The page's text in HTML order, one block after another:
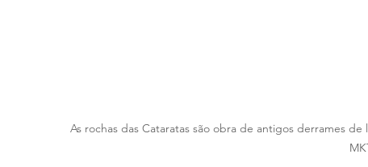
As rochas das Cataratas são obra de antigos derrames